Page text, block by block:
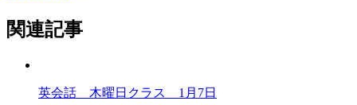
関連記事
英会話 木曜日クラス 1月7日